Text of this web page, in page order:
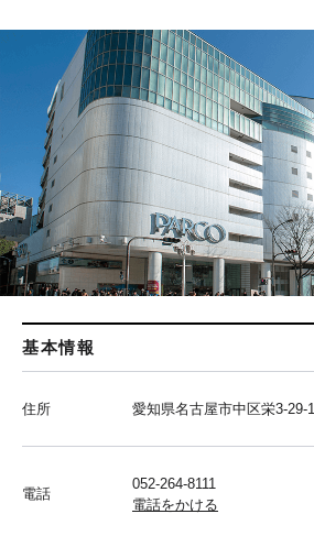
基本情報
住所 愛知県名古屋市中区栄3-29-1
電話
052-264-8111
電話をかける